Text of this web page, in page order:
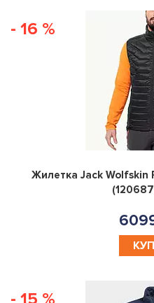
- 16 %
Жилетка Jack Wolfskin